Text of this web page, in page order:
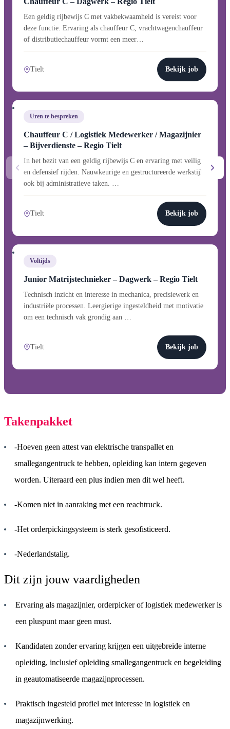
Een geldig rijbewijs C met vakbekwaamheid is vereist voor
deze functie. Ervaring als chauffeur C, vrachtwagenchauffeur
of distributiechauffeur vormt een meer…
Tielt Bekijk job
Uren te bespreken
Chauffeur C / Logistiek Medewerker / Magazijnier
– Bijverdienste – Regio Tielt
In het bezit van een geldig rijbewijs C en ervaring met veilig
en defensief rijden. Nauwkeurige en gestructureerde werkstijl,
ook bij administratieve taken. …
Tielt Bekijk job
Voltijds
Junior Matrijstechnieker – Dagwerk – Regio Tielt
Technisch inzicht en interesse in mechanica, precisiewerk en
industriële processen. Leergierige ingesteldheid met motivatie
om een technisch vak grondig aan …
Tielt Bekijk job
Takenpakket
-Hoeven geen attest van elektrische transpallet en
smallegangentruck te hebben, opleiding kan intern gegeven
worden. Uiteraard een plus indien men dit wel heeft.
-Komen niet in aanraking met een reachtruck.
-Het orderpickingsysteem is sterk gesofisticeerd.
-Nederlandstalig.
Dit zijn jouw vaardigheden
Ervaring als magazijnier, orderpicker of logistiek medewerker is
een pluspunt maar geen must.
Kandidaten zonder ervaring krijgen een uitgebreide interne
opleiding, inclusief opleiding smallegangentruck en begeleiding
in geautomatiseerde magazijnprocessen.
Praktisch ingesteld profiel met interesse in logistiek en
magazijnwerking.